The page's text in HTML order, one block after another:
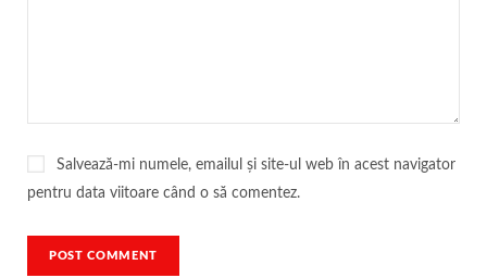
Salvează-mi numele, emailul și site-ul web în acest navigator
pentru data viitoare când o să comentez.